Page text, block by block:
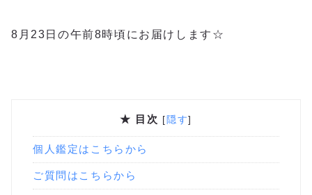
8月23日の午前8時頃にお届けします☆
★ 目次 [ 隠す]
個人鑑定はこちらから
ご質問はこちらから